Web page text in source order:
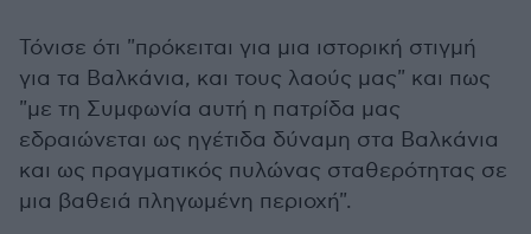
Τόνισε ότι "πρόκειται για μια ιστορική στιγμή
για τα Βαλκάνια, και τους λαούς μας" και πως
"με τη Συμφωνία αυτή η πατρίδα μας
εδραιώνεται ως ηγέτιδα δύναμη στα Βαλκάνια
και ως πραγματικός πυλώνας σταθερότητας σε
μια βαθειά πληγωμένη περιοχή".